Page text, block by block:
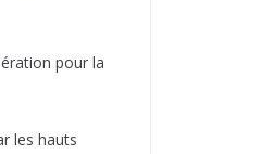
pour la
les hauts